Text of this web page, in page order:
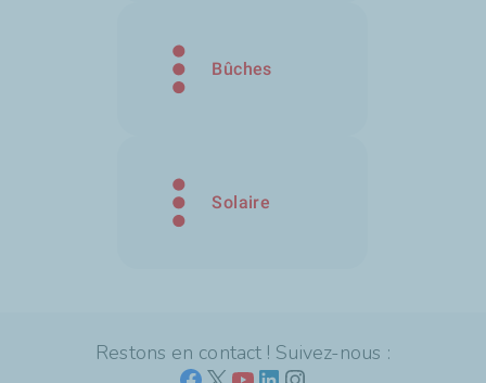
Bûches
Solaire
Restons en contact ! Suivez-nous :